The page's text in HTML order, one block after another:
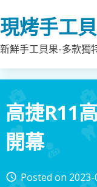
to
content
現烤手工
新鮮手工貝果-多款獨
高捷R11
開幕
access_time Posted on